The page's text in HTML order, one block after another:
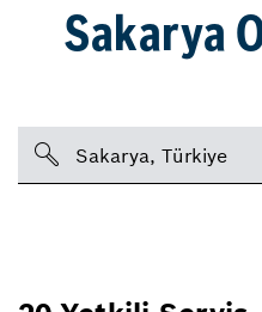
Sakarya